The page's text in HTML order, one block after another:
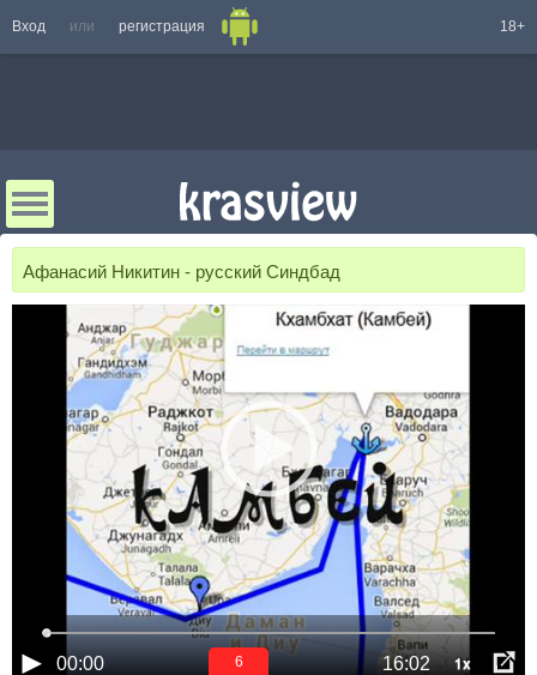
Вход или регистрация 18+
Афанасий Никитин - русский Синдбад
00:00 16:02 1x
6